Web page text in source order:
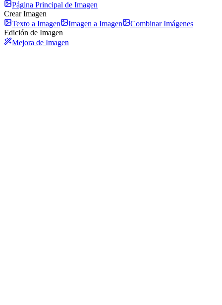
Página Principal de Imagen
Crear Imagen
Texto a Imagen
Imagen a Imagen
Combinar Imágenes
Edición de Imagen
Mejora de Imagen